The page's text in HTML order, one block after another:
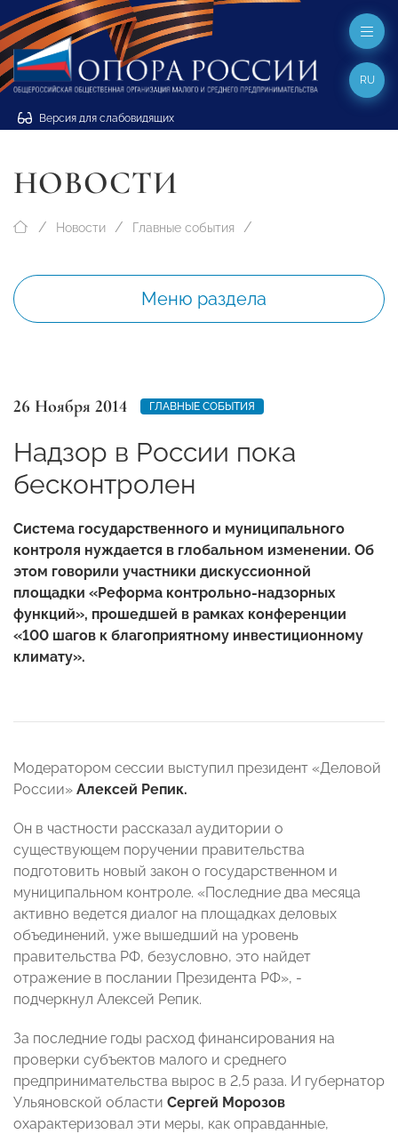
Версия для слабовидящих
RU
НОВОСТИ
Новости Главные события
Меню раздела
26 Ноября 2014 ГЛАВНЫЕ СОБЫТИЯ
Надзор в России пока
бесконтролен
Система государственного и муниципального
контроля нуждается в глобальном изменении. Об
этом говорили участники дискуссионной
площадки «Реформа контрольно-надзорных
функций», прошедшей в рамках конференции
«100 шагов к благоприятному инвестиционному
климату».
Модератором сессии выступил президент «Деловой
России» Алексей Репик.
Он в частности рассказал аудитории о
существующем поручении правительства
подготовить новый закон о государственном и
муниципальном контроле. «Последние два месяца
активно ведется диалог на площадках деловых
объединений, уже вышедший на уровень
правительства РФ, безусловно, это найдет
отражение в послании Президента РФ», -
подчеркнул Алексей Репик.
За последние годы расход финансирования на
проверки субъектов малого и среднего
предпринимательства вырос в 2,5 раза. И губернатор
Ульяновской области Сергей Морозов
охарактеризовал эти меры, как оправданные,